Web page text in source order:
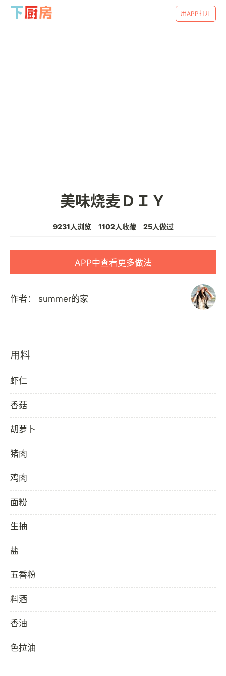
用APP打开
美味烧麦ＤＩＹ
9231人浏览 1102人收藏 25人做过
APP中查看更多做法
作者： summer的家
用料
虾仁
香菇
胡萝卜
猪肉
鸡肉
面粉
生抽
盐
五香粉
料酒
香油
色拉油